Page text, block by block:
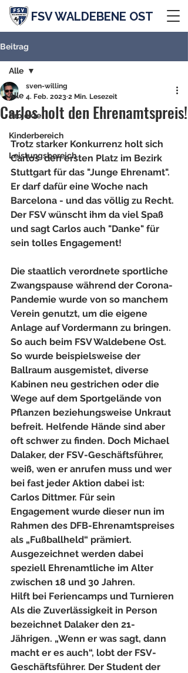
FSV WALDEBENE OST
Beitrag
Alle
Projekte
Kinderbereich
Leistungsbereich
Alle
Carlos holt den Ehrenamtspreis!
sven-willing
4. Feb. 2023 2 Min. Lesezeit
Trotz starker Konkurrenz holt sich
Carlos  den ersten Platz im Bezirk
Stuttgart für das "Junge Ehrenamt".
Er darf dafür eine Woche nach
Barcelona - und das völlig zu Recht.
Der FSV wünscht ihm da viel Spaß
und sagt Carlos auch "Danke" für
sein tolles Engagement!
Die staatlich verordnete sportliche
Zwangspause während der Corona-
Pandemie wurde von so manchem
Verein genutzt, um die eigene
Anlage auf Vordermann zu bringen.
So auch beim FSV Waldebene Ost.
So wurde beispielsweise der
Ballraum ausgemistet, diverse
Kabinen neu gestrichen oder die
Wege auf dem Sportgelände von
Pflanzen beziehungsweise Unkraut
befreit. Helfende Hände sind aber
oft schwer zu finden. Doch Michael
Dalaker, der FSV-Geschäftsführer,
weiß, wen er anrufen muss und wer
bei fast jeder Aktion dabei ist:
Carlos Dittmer. Für sein
Engagement wurde dieser nun im
Rahmen des DFB-Ehrenamtspreises
als „Fußballheld“ prämiert.
Ausgezeichnet werden dabei
speziell Ehrenamtliche im Alter
zwischen 18 und 30 Jahren.
Hilft bei Feriencamps und Turnieren
Als die Zuverlässigkeit in Person
bezeichnet Dalaker den 21-
Jährigen. „Wenn er was sagt, dann
macht er es auch“, lobt der FSV-
Geschäftsführer. Der Student der